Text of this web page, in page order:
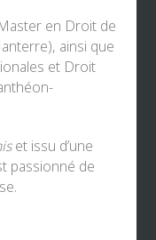
en Droit de
ainsi que
et Droit
et issu d’une
passionné de